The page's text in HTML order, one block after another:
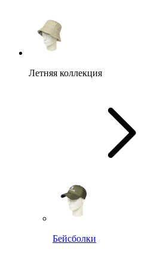
Летняя коллекция
Бейсболки